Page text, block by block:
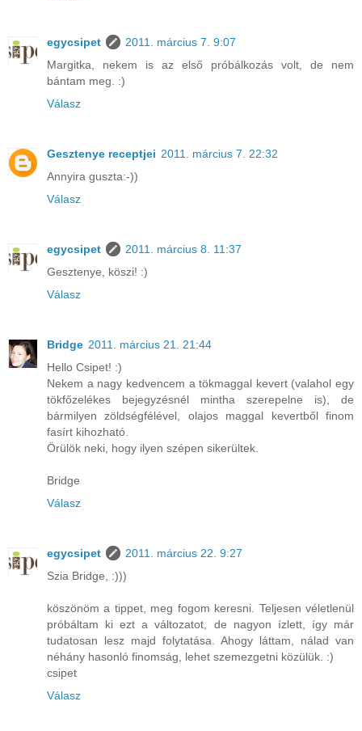
egycsipet
2011. március 7. 9:07
Margitka, nekem is az első próbálkozás volt, de nem
bántam meg. :)
Válasz
Gesztenye receptjei 2011. március 7. 22:32
Annyira guszta:-))
Válasz
egycsipet
2011. március 8. 11:37
Gesztenye, köszi! :)
Válasz
Bridge 2011. március 21. 21:44
Hello Csipet! :)
Nekem a nagy kedvencem a tökmaggal kevert (valahol egy
tökfőzelékes bejegyzésnél mintha szerepelne is), de
bármilyen zöldségfélével, olajos maggal kevertből finom
fasírt kihozható.
Örülök neki, hogy ilyen szépen sikerültek.
Bridge
Válasz
egycsipet
2011. március 22. 9:27
Szia Bridge, :)))
köszönöm a tippet, meg fogom keresni. Teljesen véletlenül
próbáltam ki ezt a változatot, de nagyon ízlett, így már
tudatosan lesz majd folytatása. Ahogy láttam, nálad van
néhány hasonló finomság, lehet szemezgetni közülük. :)
csipet
Válasz